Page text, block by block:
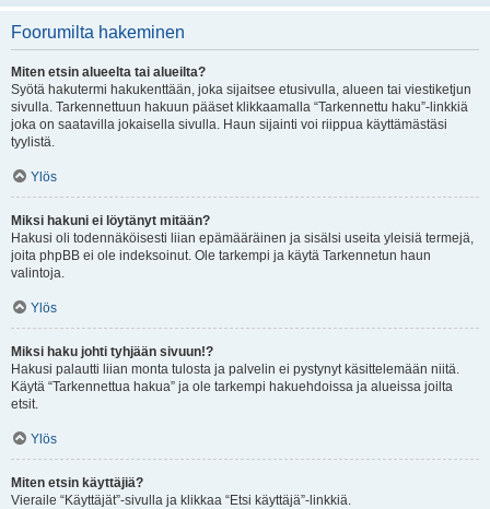
Foorumilta hakeminen
Miten etsin alueelta tai alueilta?
Syötä hakutermi hakukenttään, joka sijaitsee etusivulla, alueen tai viestiketjun
sivulla. Tarkennettuun hakuun pääset klikkaamalla “Tarkennettu haku”-linkkiä
joka on saatavilla jokaisella sivulla. Haun sijainti voi riippua käyttämästäsi
tyylistä.
Ylös
Miksi hakuni ei löytänyt mitään?
Hakusi oli todennäköisesti liian epämääräinen ja sisälsi useita yleisiä termejä,
joita phpBB ei ole indeksoinut. Ole tarkempi ja käytä Tarkennetun haun
valintoja.
Ylös
Miksi haku johti tyhjään sivuun!?
Hakusi palautti liian monta tulosta ja palvelin ei pystynyt käsittelemään niitä.
Käytä “Tarkennettua hakua” ja ole tarkempi hakuehdoissa ja alueissa joilta
etsit.
Ylös
Miten etsin käyttäjiä?
Vieraile “Käyttäjät”-sivulla ja klikkaa “Etsi käyttäjä”-linkkiä.